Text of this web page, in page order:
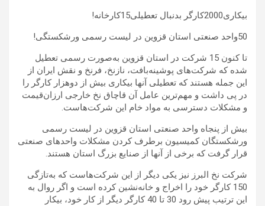
بیکاری2000کارگر بدنبال تعطیلی15کارخانه!
50واحد صنعتی استان قزوین در لیست رسمی ورشکستگی!
تا کنون 15 شرکت در استان قزوین به‌صورت رسمی تعطیل
شده که شرکت‌های پوشینه‌بافت، نازنخ، فرنخ و نقش ایران از
این جمله هستند که تعطیلی آنها بیکاری بیش از دوهزار کارگر را
در پی داشت و مهم‌ترین عامل آن قاچاق نخ خارجی ارزان‌قیمت
و مشکلات دسترسی به مواد خام این شرکت‌هاست.
بیش از پنجاه واحد صنعتی استان قزوین در لیست رسمی
ورشکستگان کمیسیون‌ برطرف کردن مشکلات واحدهای صنعتی
قرار گرفت که برخی از آنها از صنایع بزرگ استان هستند.
شرکت نخ البرز نیز یکی دیگر از این شرکت‌هاست که به‌تازگی
150 کارگر خود را اخراج و خانه‌نشین کرده است و اگر روال به
این ترتیب پیش رود 30 تا 40 کارگر دیگر از کار خود، بیکار